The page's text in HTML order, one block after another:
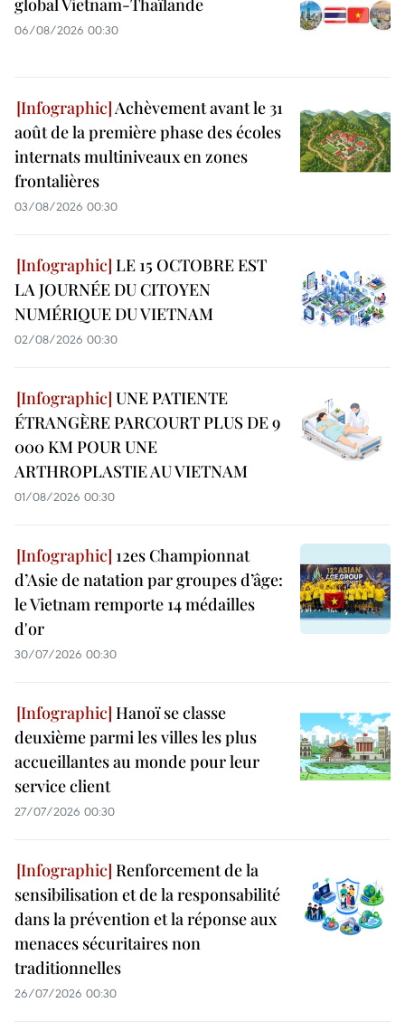
global Vietnam-Thaïlande
06/08/2026 00:30
Achèvement avant le 31
août de la première phase des écoles
internats multiniveaux en zones
frontalières
03/08/2026 00:30
LE 15 OCTOBRE EST
LA JOURNÉE DU CITOYEN
NUMÉRIQUE DU VIETNAM
02/08/2026 00:30
UNE PATIENTE
ÉTRANGÈRE PARCOURT PLUS DE 9
000 KM POUR UNE
ARTHROPLASTIE AU VIETNAM
01/08/2026 00:30
12es Championnat
d’Asie de natation par groupes d’âge:
le Vietnam remporte 14 médailles
d'or
30/07/2026 00:30
Hanoï se classe
deuxième parmi les villes les plus
accueillantes au monde pour leur
service client
27/07/2026 00:30
Renforcement de la
sensibilisation et de la responsabilité
dans la prévention et la réponse aux
menaces sécuritaires non
traditionnelles
26/07/2026 00:30